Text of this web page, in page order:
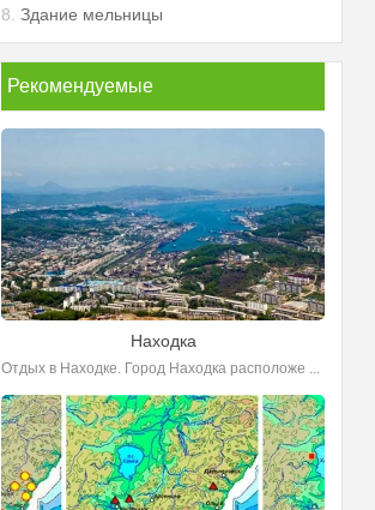
8. Здание мельницы
Рекомендуемые
Находка
Отдых в Находке. Город Находка расположе ...